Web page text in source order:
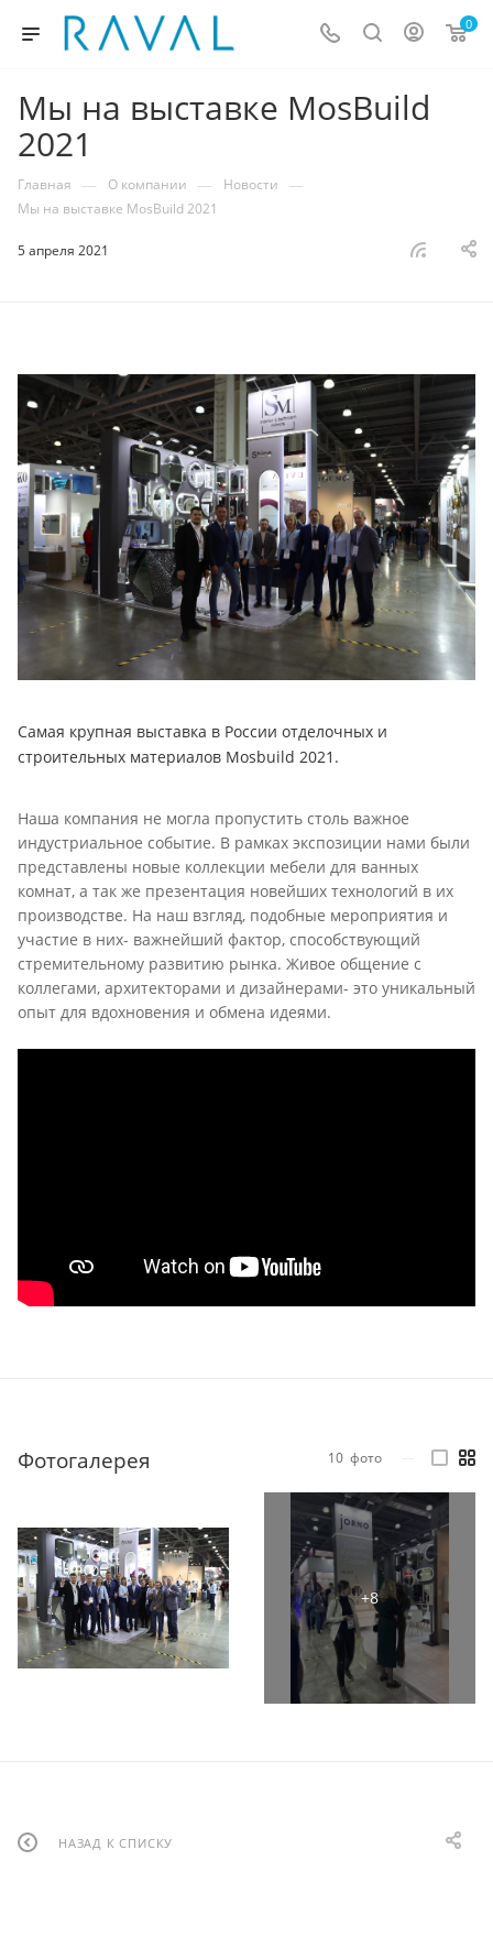
0
Мы на выставке MosBuild
2021
Главная — О компании — Новости —
Мы на выставке MosBuild 2021
5 апреля 2021
Самая крупная выставка в России отделочных и
строительных материалов Mosbuild 2021.
Наша компания не могла пропустить столь важное
индустриальное событие. В рамках экспозиции нами были
представлены новые коллекции мебели для ванных
комнат, а так же презентация новейших технологий в их
производстве. На наш взгляд, подобные мероприятия и
участие в них- важнейший фактор, способствующий
стремительному развитию рынка. Живое общение с
коллегами, архитекторами и дизайнерами- это уникальный
опыт для вдохновения и обмена идеями.
Фотогалерея 10 фото
НАЗАД К СПИСКУ